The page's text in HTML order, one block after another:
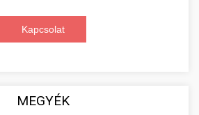
Center
online marketing services
social media management, and
elektromos roller
models, features, and prices to
linképítés
Kapcsolat
MEGYÉK